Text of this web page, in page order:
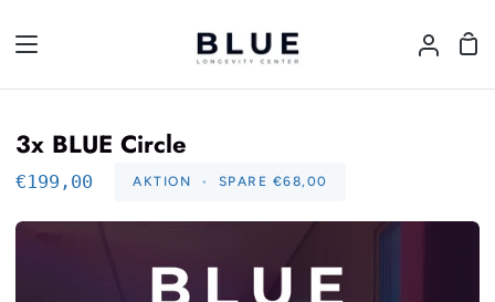
zum
Mein
3x BLUE Circle
€199,00 AKTION • SPARE €68,00